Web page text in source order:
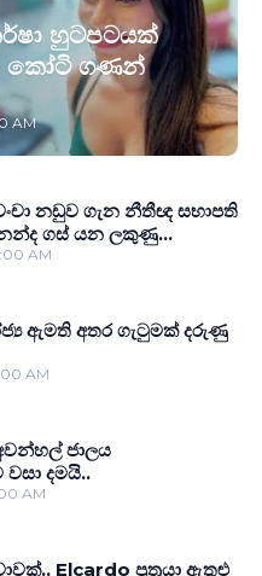
හුටපටයක්
කෝටි ගණන්
AM
නඩුව ගැන නීතීඥ සභාපති
ගස් යන ලකුණු...
AM
ඇමති අතර ගැටුමක් දරුණු
AM
ජාලය
දමයි..
AM
Elcardo පුත‍්‍රයා ඇතුළු